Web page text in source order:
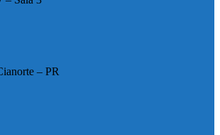
– PR